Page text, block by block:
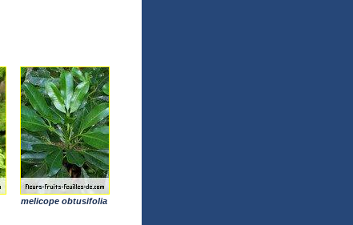
melicope obtusifolia